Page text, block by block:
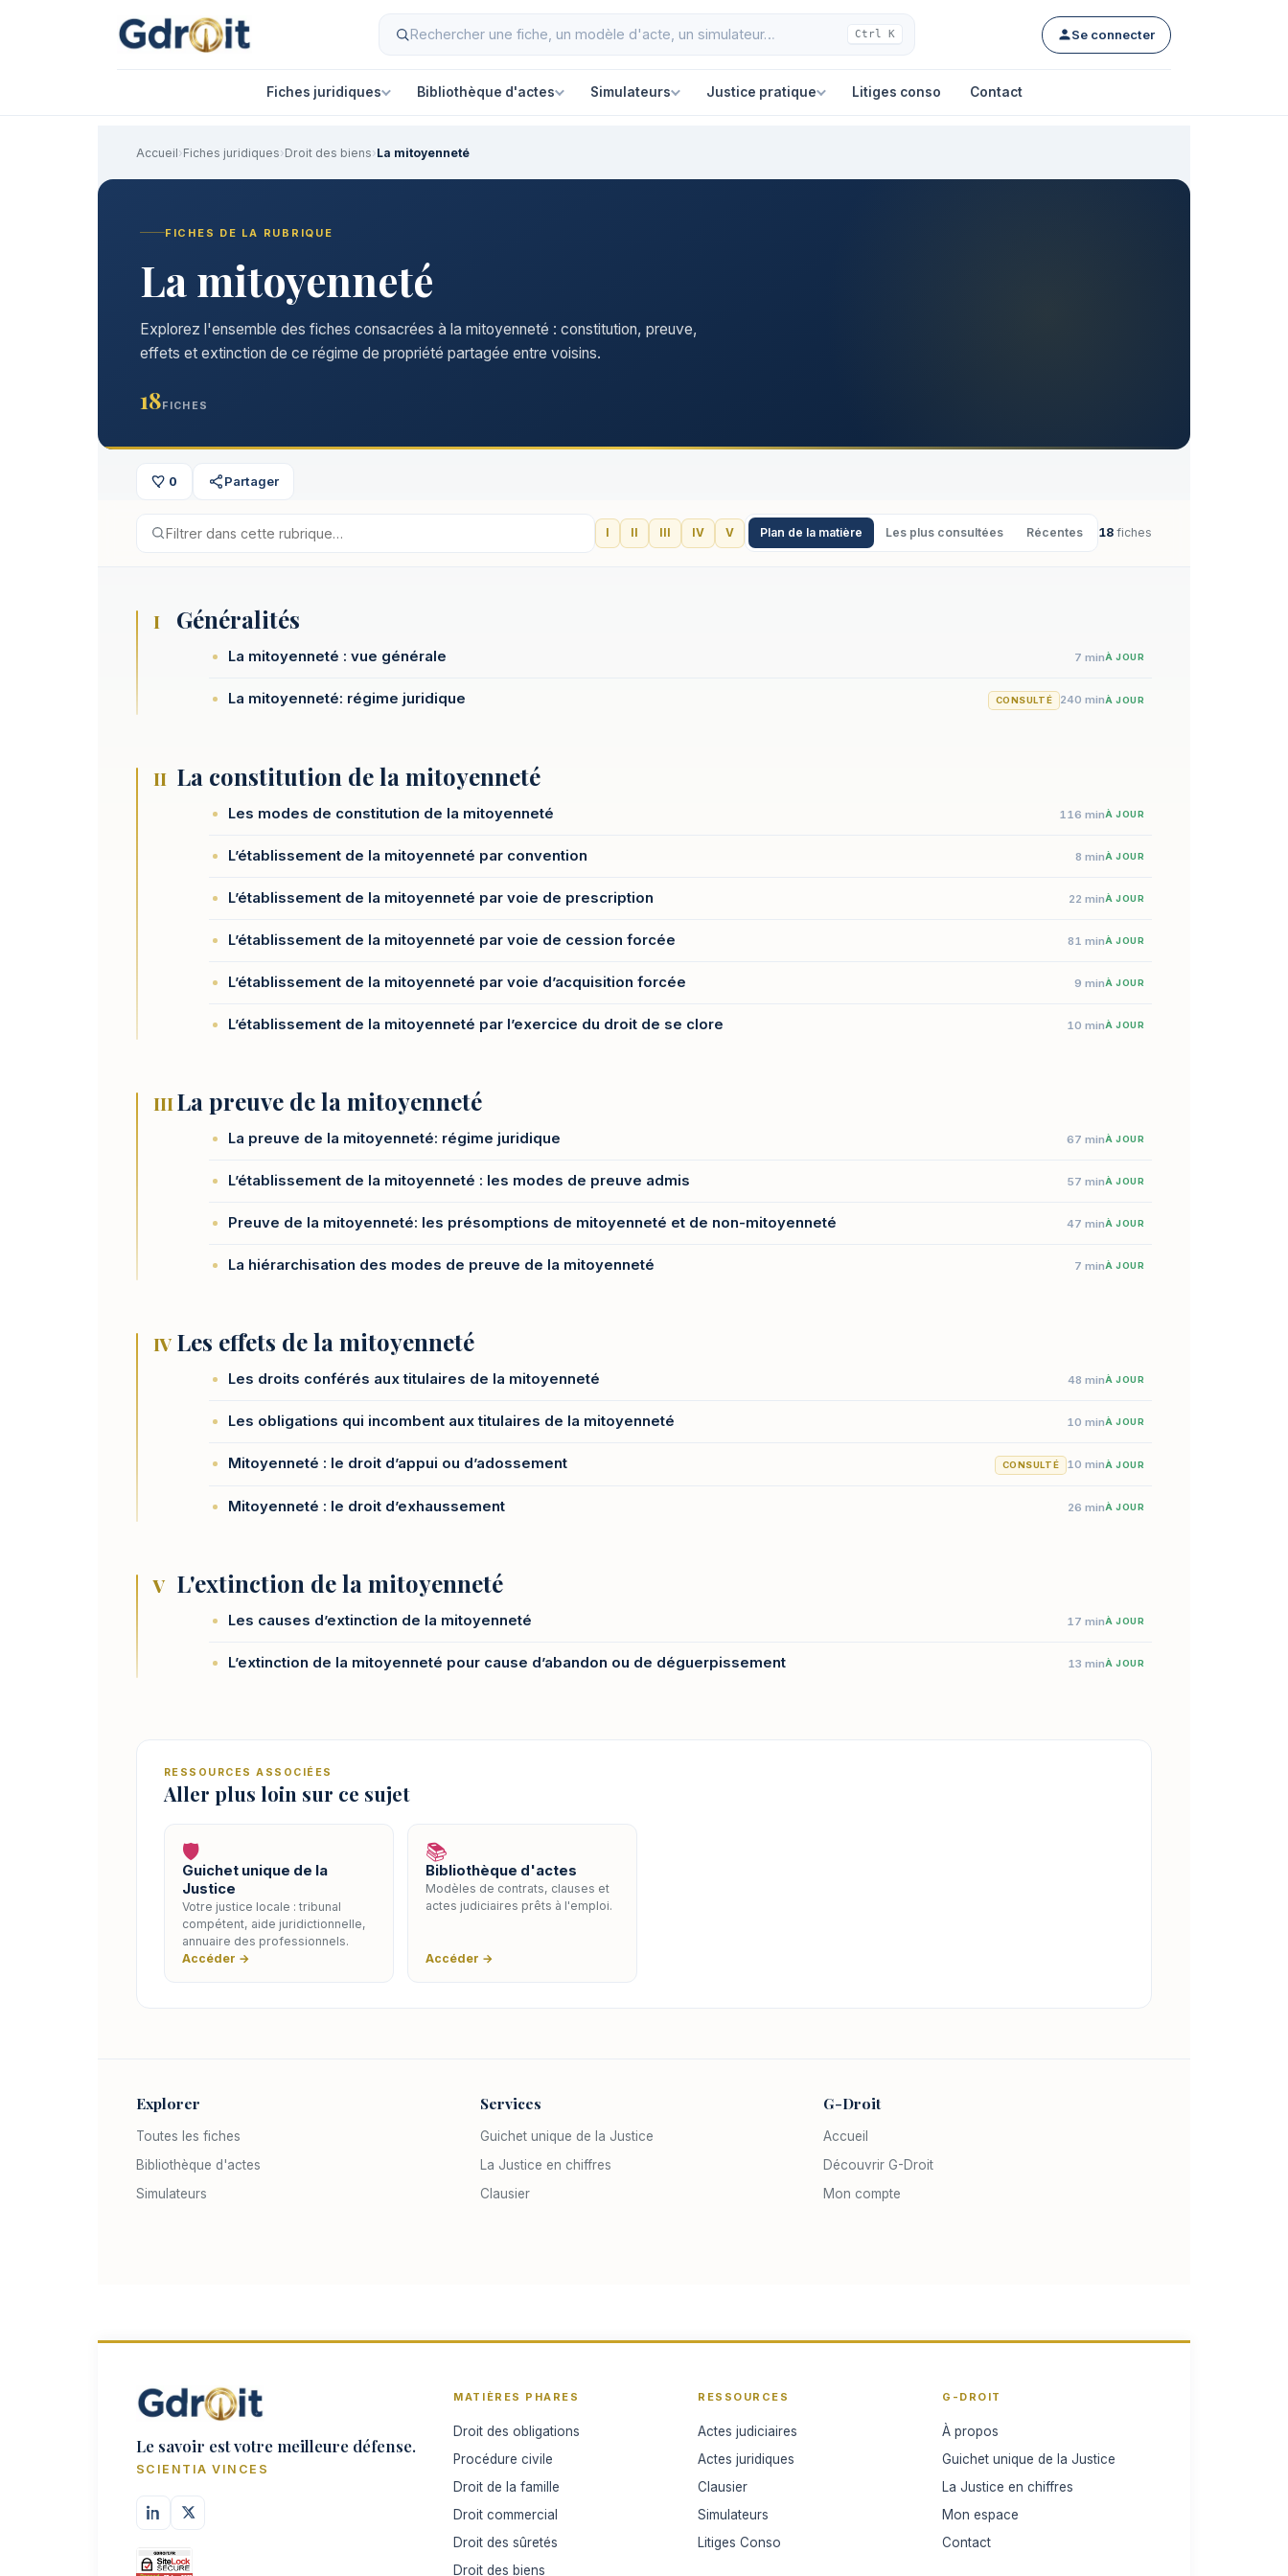
Ctrl K Se connecter
Fiches juridiques Bibliothèque d'actes Simulateurs Justice pratique Litiges conso Contact
Accueil›Fiches juridiques›Droit des biens›La mitoyenneté
FICHES DE LA RUBRIQUE
La mitoyenneté
Explorez l'ensemble des fiches consacrées à la mitoyenneté : constitution, preuve,
effets et extinction de ce régime de propriété partagée entre voisins.
18FICHES
0 Partager
I II III IV V Plan de la matière Les plus consultées Récentes 18 fiches
I Généralités
La mitoyenneté : vue générale 7 minÀ JOUR
La mitoyenneté: régime juridique CONSULTÉ 240 minÀ JOUR
II La constitution de la mitoyenneté
Les modes de constitution de la mitoyenneté 116 minÀ JOUR
L’établissement de la mitoyenneté par convention 8 minÀ JOUR
L’établissement de la mitoyenneté par voie de prescription 22 minÀ JOUR
L’établissement de la mitoyenneté par voie de cession forcée 81 minÀ JOUR
L’établissement de la mitoyenneté par voie d’acquisition forcée 9 minÀ JOUR
L’établissement de la mitoyenneté par l’exercice du droit de se clore 10 minÀ JOUR
IIILa preuve de la mitoyenneté
La preuve de la mitoyenneté: régime juridique 67 minÀ JOUR
L’établissement de la mitoyenneté : les modes de preuve admis 57 minÀ JOUR
Preuve de la mitoyenneté: les présomptions de mitoyenneté et de non-mitoyenneté 47 minÀ JOUR
La hiérarchisation des modes de preuve de la mitoyenneté 7 minÀ JOUR
IV Les effets de la mitoyenneté
Les droits conférés aux titulaires de la mitoyenneté 48 minÀ JOUR
Les obligations qui incombent aux titulaires de la mitoyenneté 10 minÀ JOUR
Mitoyenneté : le droit d’appui ou d’adossement CONSULTÉ 10 minÀ JOUR
Mitoyenneté : le droit d’exhaussement 26 minÀ JOUR
V L'extinction de la mitoyenneté
Les causes d’extinction de la mitoyenneté 17 minÀ JOUR
L’extinction de la mitoyenneté pour cause d’abandon ou de déguerpissement 13 minÀ JOUR
RESSOURCES ASSOCIÉES
Aller plus loin sur ce sujet
🛡️
Guichet unique de la
Justice
Votre justice locale : tribunal
compétent, aide juridictionnelle,
annuaire des professionnels.
Accéder →
📚
Bibliothèque d'actes
Modèles de contrats, clauses et
actes judiciaires prêts à l'emploi.
Accéder →
Explorer
Toutes les fiches
Bibliothèque d'actes
Simulateurs
Services
Guichet unique de la Justice
La Justice en chiffres
Clausier
G-Droit
Accueil
Découvrir G-Droit
Mon compte
Le savoir est votre meilleure défense.
SCIENTIA VINCES
MATIÈRES PHARES
Droit des obligations
Procédure civile
Droit de la famille
Droit commercial
Droit des sûretés
Droit des biens
RESSOURCES
Actes judiciaires
Actes juridiques
Clausier
Simulateurs
Litiges Conso
G-DROIT
À propos
Guichet unique de la Justice
La Justice en chiffres
Mon espace
Contact